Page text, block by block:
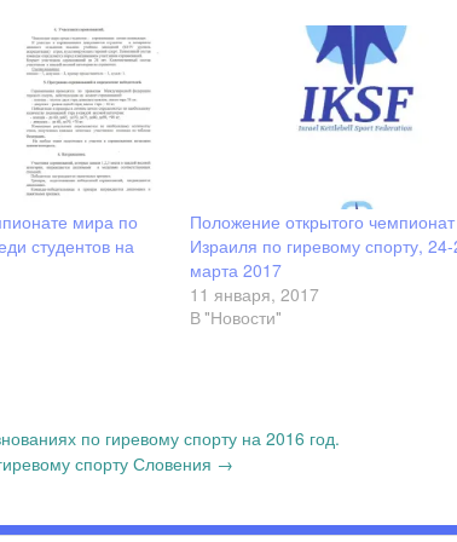
мира по
студентов на
Положение открытого чемпионат
Израиля по гиревому спорту,
марта 2017
11 января, 2017
В "Новости"
по гиревому спорту на 2016 год.
спорту Словения →